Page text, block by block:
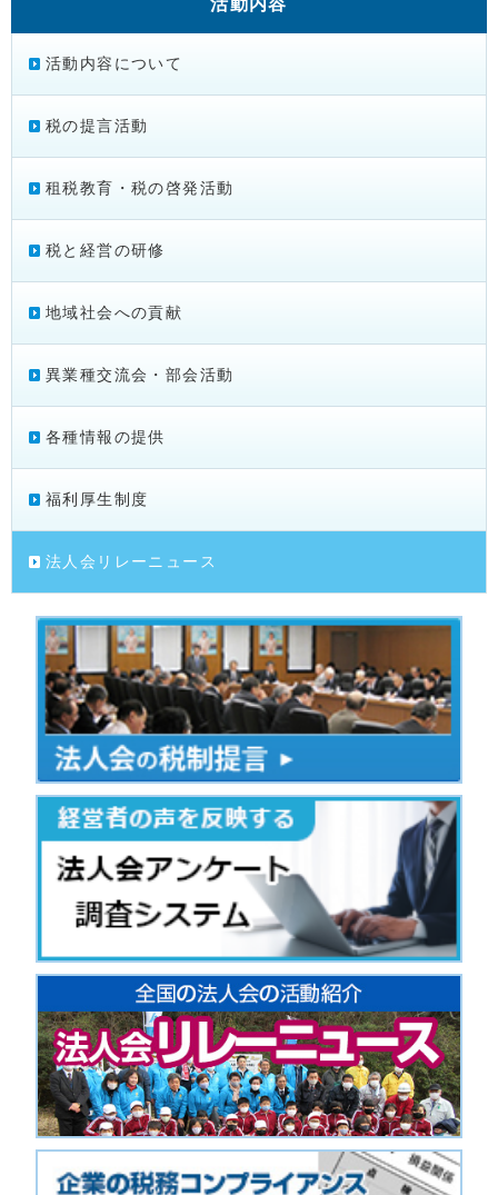
活動内容について
税の提言活動
租税教育・税の啓発活動
税と経営の研修
地域社会への貢献
異業種交流会・部会活動
各種情報の提供
福利厚生制度
法人会リレーニュース